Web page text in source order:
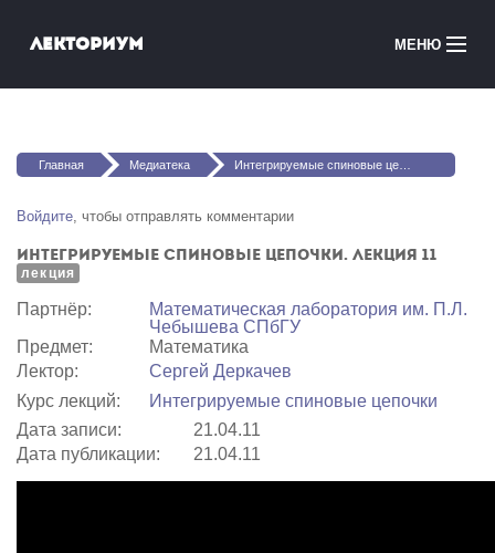
Лекториум МЕНЮ
Медиатека
Courses in English
Войти
Вы здесь
Главная Медиатека Интегрируемые спиновые цепочки. Лекция 11
Войдите, чтобы отправлять комментарии
Интегрируемые спиновые цепочки. Лекция 11
лекция
Партнёр:
Математичеcкая лаборатория им. П.Л.
Чебышева СПбГУ
Предмет:
Математика
Лектор:
Сергей Деркачев
Курс лекций:
Интегрируемые спиновые цепочки
Дата записи:
21.04.11
Дата публикации:
21.04.11